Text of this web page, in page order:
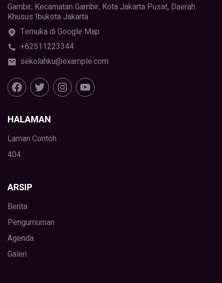
Gambir, Kecamatan Gambir, Kota Jakarta Pusat, Daerah
Khusus Ibukota Jakarta
Temuka di Google Map
+62511223344
sekolahku@example.com
HALAMAN
Laman Contoh
404
ARSIP
Berita
Pengumuman
Agenda
Galeri